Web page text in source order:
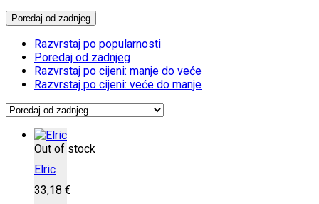
Poredaj od zadnjeg
Razvrstaj po popularnosti
Poredaj od zadnjeg
Razvrstaj po cijeni: manje do veće
Razvrstaj po cijeni: veće do manje
Out of stock
Elric
33,18 €